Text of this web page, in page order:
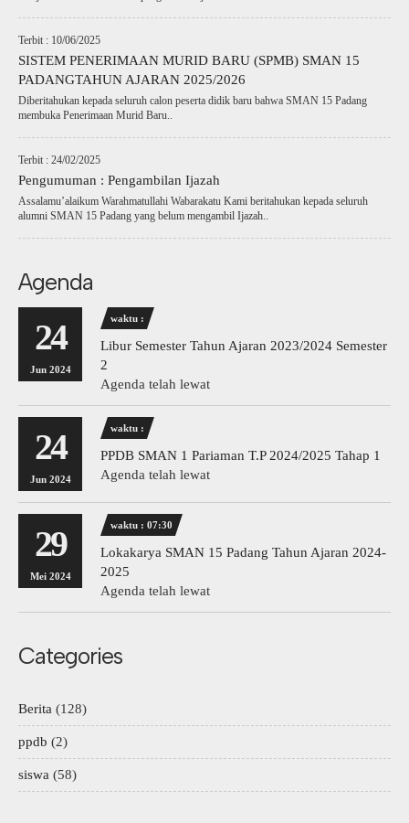
Terbit : 10/06/2025
SISTEM PENERIMAAN MURID BARU (SPMB) SMAN 15
PADANGTAHUN AJARAN 2025/2026
Diberitahukan kepada seluruh calon peserta didik baru bahwa SMAN 15 Padang
membuka Penerimaan Murid Baru..
Terbit : 24/02/2025
Pengumuman : Pengambilan Ijazah
Assalamu’alaikum Warahmatullahi Wabarakatu Kami beritahukan kepada seluruh
alumni SMAN 15 Padang yang belum mengambil Ijazah..
Agenda
24
Jun 2024
waktu :
Libur Semester Tahun Ajaran 2023/2024 Semester
2
Agenda telah lewat
24
Jun 2024
waktu :
PPDB SMAN 1 Pariaman T.P 2024/2025 Tahap 1
Agenda telah lewat
29
Mei 2024
waktu : 07:30
Lokakarya SMAN 15 Padang Tahun Ajaran 2024-
2025
Agenda telah lewat
Categories
Berita (128)
ppdb (2)
siswa (58)